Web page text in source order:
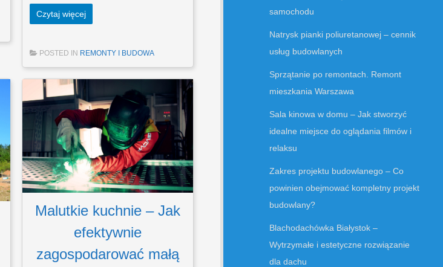
Czytaj więcej
POSTED IN REMONTY I BUDOWA
Malutkie kuchnie – Jak
efektywnie
zagospodarować małą
samochodu
Natrysk pianki poliuretanowej – cennik
usług budowlanych
Sprzątanie po remontach. Remont
mieszkania Warszawa
Sala kinowa w domu – Jak stworzyć
idealne miejsce do oglądania filmów i
relaksu
Zakres projektu budowlanego – Co
powinien obejmować kompletny projekt
budowlany?
Blachodachówka Białystok –
Wytrzymałe i estetyczne rozwiązanie
dla dachu